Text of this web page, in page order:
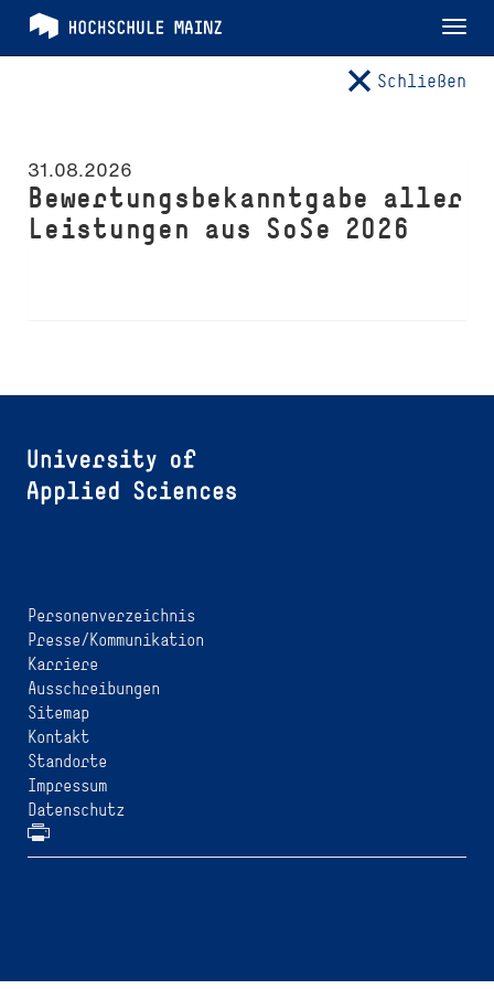
Schließen
31.08.2026
Bewertungsbekanntgabe aller
Leistungen aus SoSe 2026
Personenverzeichnis
Presse/Kommunikation
Karriere
Ausschreibungen
Sitemap
Kontakt
Standorte
Impressum
Datenschutz